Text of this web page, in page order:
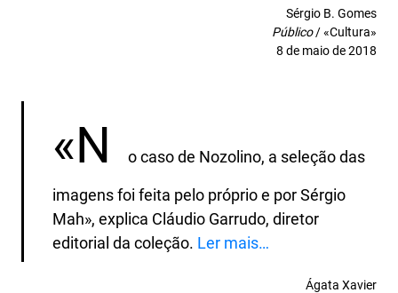
Sérgio B. Gomes
Público/ «Cultura»
8 de maio de 2018
«N o caso de Nozolino, a seleção das
imagens foi feita pelo próprio e por Sérgio
Mah», explica Cláudio Garrudo, diretor
editorial da coleção. Ler mais…
Ágata Xavier